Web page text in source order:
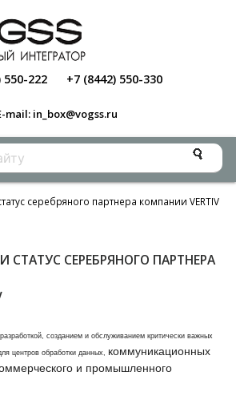
550-222 +7 (8442) 550-330
mail: in_box@vogss.ru
серебряного партнера компании VERTIV
СЕРЕБРЯНОГО ПАРТНЕРА
созданием и обслуживанием критически важных
центров обработки данных, коммуникационных
и промышленного